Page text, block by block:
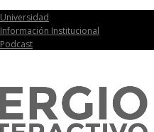
Universidad
Información Institucional
Podcast